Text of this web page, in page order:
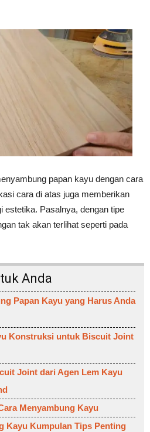
papan kayu dengan cara
cara di atas juga memberikan
estetika. Pasalnya, dengan tipe
tak akan terlihat seperti pada
Anda
Papan Kayu yang Harus Anda
Konstruksi untuk Biscuit Joint
Joint dari Agen Lem Kayu
Menyambung Kayu
Kayu Kumpulan Tips Penting